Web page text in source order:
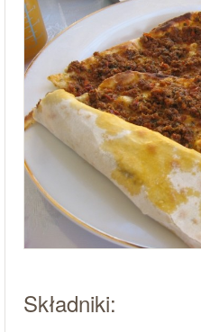
Składniki: